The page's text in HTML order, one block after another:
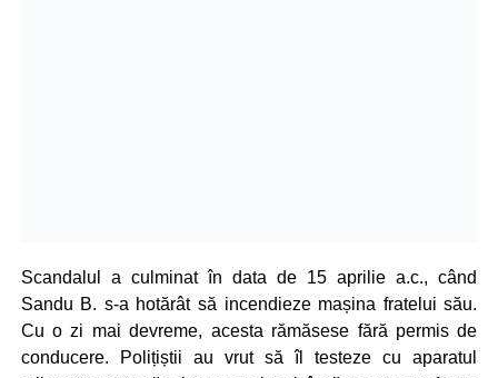
Scandalul a culminat în data de 15 aprilie a.c., când
Sandu B. s-a hotărât să incendieze mașina fratelui său.
Cu o zi mai devreme, acesta rămăsese fără permis de
conducere. Polițiștii au vrut să îl testeze cu aparatul